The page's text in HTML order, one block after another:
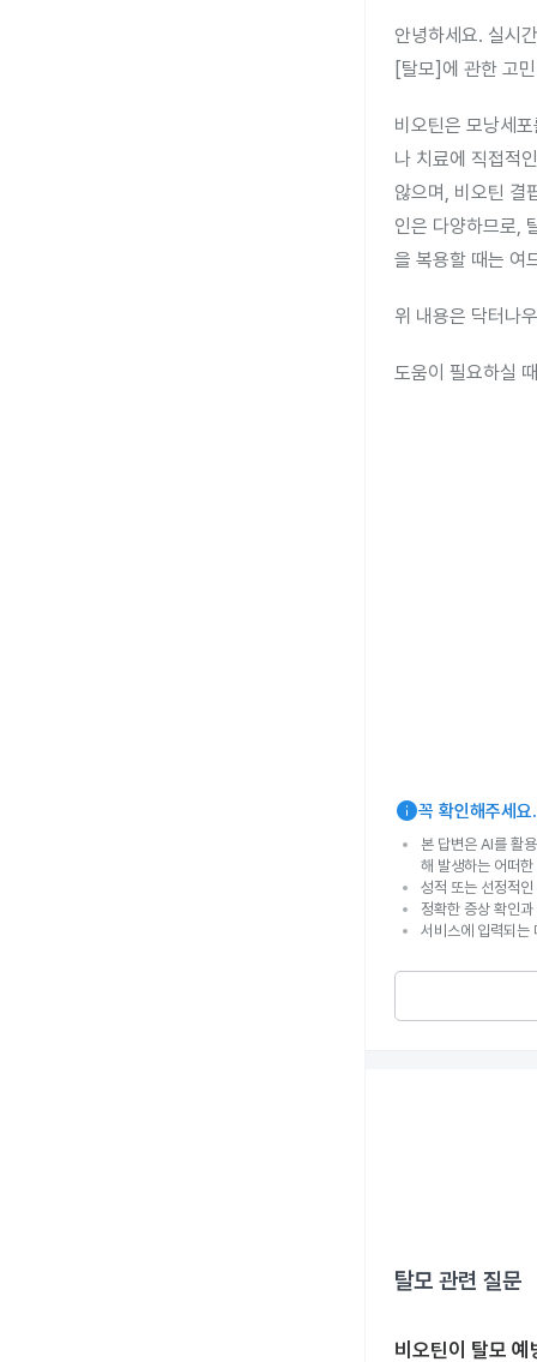
안녕하세요. 실시
[탈모]에 관한 고
비오틴은 모낭세
나 치료에 직접적
않으며, 비오틴 결
인은 다양하므로,
을 복용할 때는 여
위 내용은 닥터나
도움이 필요하실
info꼭 확인해주세요.
본 답변은 AI를 활
해 발생하는 어떠
성적 또는 선정적
정확한 증상 확인
서비스에 입력되
탈모 관련 질문
비오틴이 탈모